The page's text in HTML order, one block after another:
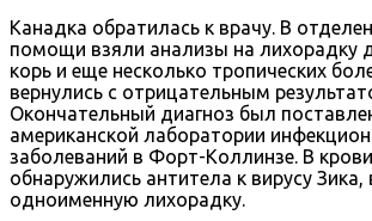
Канадка обратилась к врачу. В
помощи взяли анализы на лихорадку
корь и еще несколько тропических
вернулись с отрицательным
Окончательный диагноз был
американской лаборатории
заболеваний в Форт-Коллинзе. В
обнаружились антитела к вирусу
одноименную лихорадку.